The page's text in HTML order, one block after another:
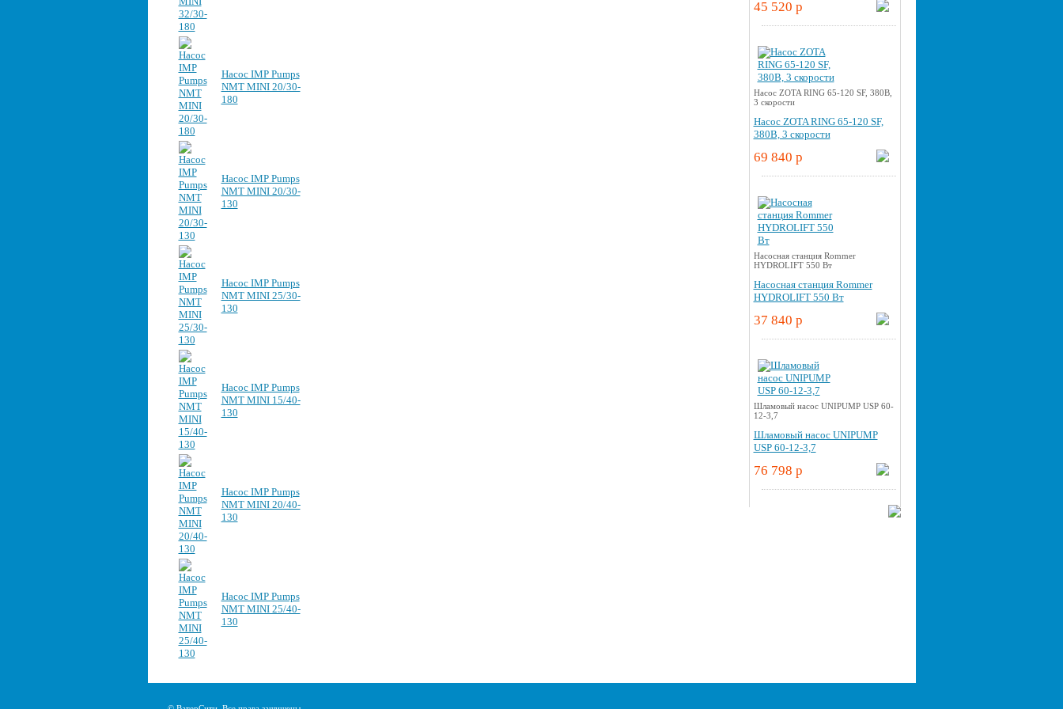
Насос IMP Pumps
NMT MINI 20/30-
180
Насос IMP Pumps
NMT MINI 20/30-
130
Насос IMP Pumps
NMT MINI 25/30-
130
Насос IMP Pumps
NMT MINI 15/40-
130
Насос IMP Pumps
NMT MINI 20/40-
130
Насос IMP Pumps
NMT MINI 25/40-
130
45 520 p
Насос ZOTA RING 65-120 SF, 380В,
3 скорости
Насос ZOTA RING 65-120 SF,
380В, 3 скорости
69 840 p
Насосная станция Rommer
HYDROLIFT 550 Вт
Насосная станция Rommer
HYDROLIFT 550 Вт
37 840 p
Шламовый насос UNIPUMP USP 60-
12-3,7
Шламовый насос UNIPUMP
USP 60-12-3,7
76 798 p